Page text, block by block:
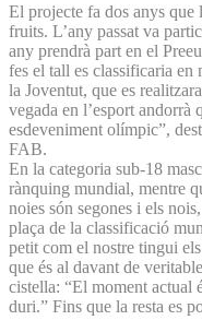
El projecte fa dos anys
fruits. L’any passat va
any prendrà part en el
fes el tall es classificaria
la Joventut, que es
vegada en l’esport andorrà
esdeveniment olímpic”,
FAB.
En la categoria sub-18
rànquing mundial, mentre
noies són segones i els
plaça de la classificació
petit com el nostre tingui
que és al davant de
cistella: “El moment actual
duri.” Fins que la resta es